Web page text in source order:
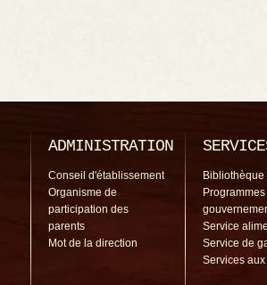
ADMINISTRATION
Conseil d'établissement
Organisme de
participation des
parents
Mot de la direction
Bibliothèque
Programmes
Service
Service de
Services